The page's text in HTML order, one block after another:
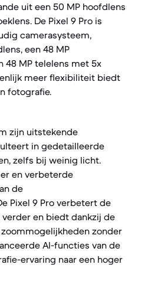
uit een 50 MP hoofdlens
De Pixel 9 Pro is
camerasysteem,
een 48 MP
48 MP telelens met 5x
meer flexibiliteit biedt
fotografie.
zijn uitstekende
in gedetailleerde
zelfs bij weinig licht.
en verbeterde
de
Pixel 9 Pro verbetert de
en biedt dankzij de
zonder
AI-functies van de
ervaring naar een hoger